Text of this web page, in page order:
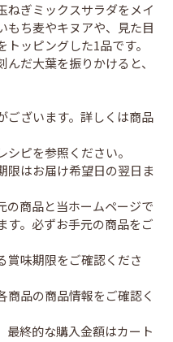
ねぎミックスサラダをメイ
もち麦やキヌアや、見た目
ッピングした1品です。
だ大葉を振りかけると、
ざいます。詳しくは商品
ピを参照ください。
はお届け希望日の翌日ま
商品と当ホームページで
す。必ずお手元の商品をご
味期限をご確認くださ
品の商品情報をご確認く
終的な購入金額はカート